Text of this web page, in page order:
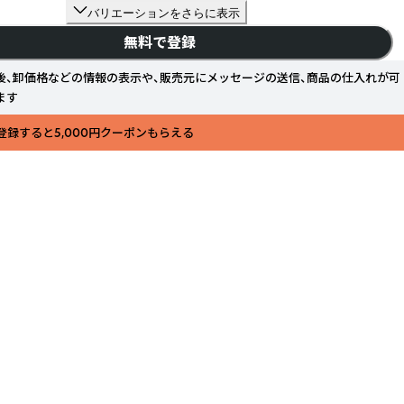
バリエーションをさらに表示
無料で登録
、卸価格などの情報の表示や、販売元にメッセージの送信、商品の仕入れが可
す
登録すると5,000円クーポンもらえる